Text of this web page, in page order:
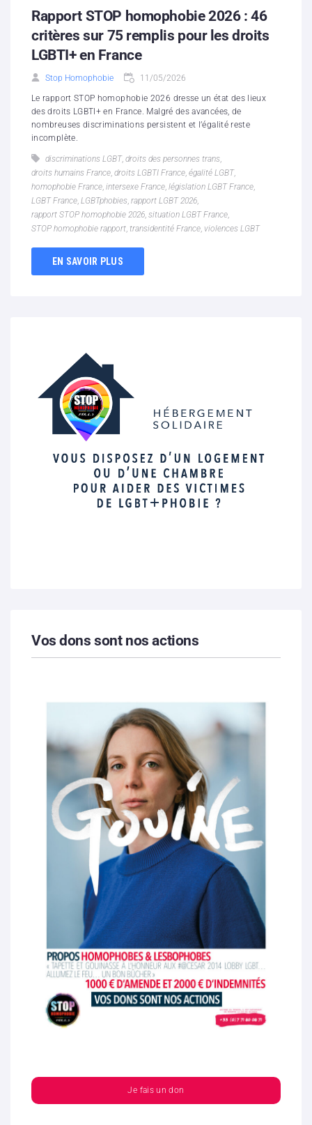
Rapport STOP homophobie 2026 : 46
critères sur 75 remplis pour les droits
LGBTI+ en France
Stop Homophobie 11/05/2026
Le rapport STOP homophobie 2026 dresse un état des lieux
des droits LGBTI+ en France. Malgré des avancées, de
nombreuses discriminations persistent et l’égalité reste
incomplète.
discriminations LGBT, droits des personnes trans,
droits humains France, droits LGBTI France, égalité LGBT,
homophobie France, intersexe France, législation LGBT France,
LGBT France, LGBTphobies, rapport LGBT 2026,
rapport STOP homophobie 2026, situation LGBT France,
STOP homophobie rapport, transidentité France, violences LGBT
EN SAVOIR PLUS
Vos dons sont nos actions
Je fais un don